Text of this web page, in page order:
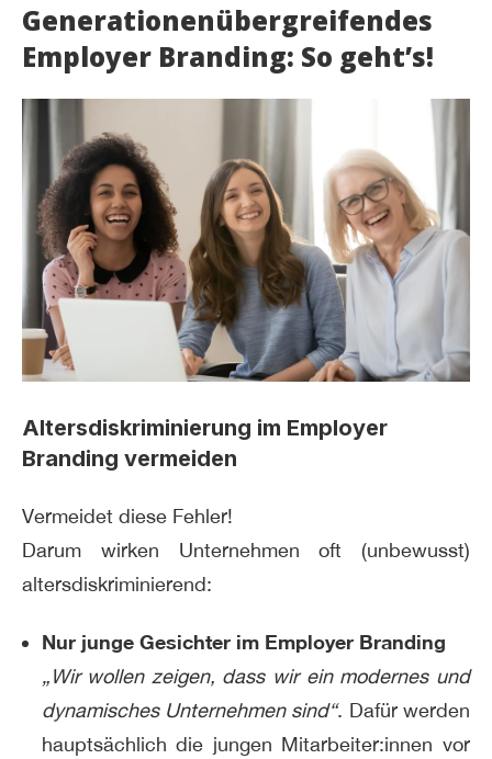
Generationenübergreifendes
Employer Branding: So geht’s!
Altersdiskriminierung im Employer
Branding vermeiden
Vermeidet diese Fehler!
Darum wirken Unternehmen oft (unbewusst)
altersdiskriminierend:
Nur junge Gesichter im Employer Branding
„Wir wollen zeigen, dass wir ein modernes und
dynamisches Unternehmen sind“. Dafür werden
hauptsächlich die jungen Mitarbeiter:innen vor